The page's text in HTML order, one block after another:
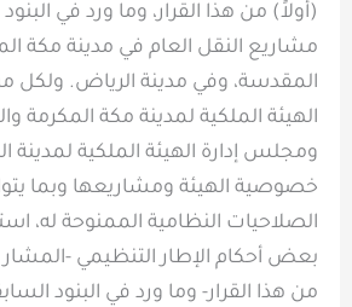
(أولاً) من هذا القرار، وما ورد في
مشاريع النقل العام في مدينة مكة
المقدسة، وفي مدينة الرياض. ولكل
الهيئة الملكية لمدينة مكة المكرمة
ومجلس إدارة الهيئة الملكية
خصوصية الهيئة ومشاريعها وبما
الصلاحيات النظامية الممنوحة له،
بعض أحكام الإطار التنظيمي -المشار
من هذا القرار- وما ورد في البنود